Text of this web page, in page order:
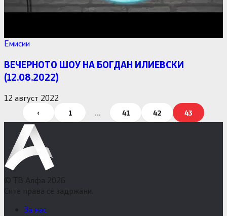
Емисии
ВЕЧЕРНОТО ШОУ НА БОГДАН ИЛИЕВСКИ
(12.08.2022)
12 август 2022
pagination
‹ 1 … 41 42 43
© ТВ Алфа 2026
Сите права се задржани.
За нас